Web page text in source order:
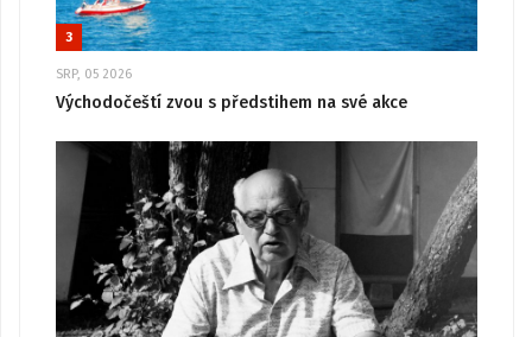
3
SRP, 05 2026
Východočeští zvou s předstihem na své akce